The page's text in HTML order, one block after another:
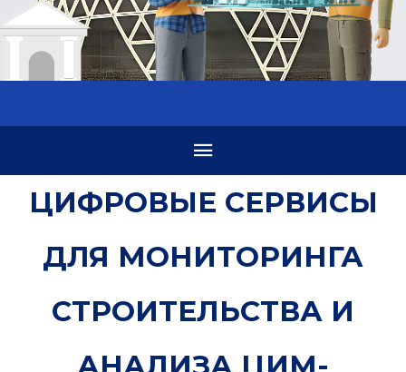
ЦИФРОВЫЕ СЕРВИСЫ
ДЛЯ МОНИТОРИНГА
СТРОИТЕЛЬСТВА И